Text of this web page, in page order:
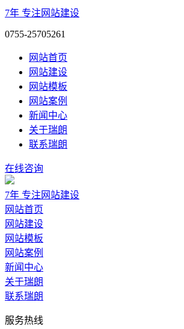
7年 专注网站建设
0755-25705261
网站首页
网站建设
网站模板
网站案例
新闻中心
关于瑞朗
联系瑞朗
在线咨询
7年 专注网站建设
网站首页
网站建设
网站模板
网站案例
新闻中心
关于瑞朗
联系瑞朗
服务热线